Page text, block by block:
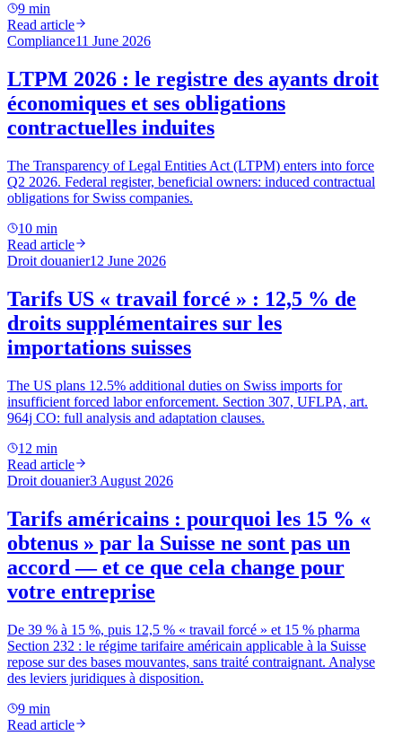
9 min
Read article
Compliance11 June 2026
LTPM 2026 : le registre des ayants droit
économiques et ses obligations
contractuelles induites
The Transparency of Legal Entities Act (LTPM) enters into force
Q2 2026. Federal register, beneficial owners: induced contractual
obligations for Swiss companies.
10 min
Read article
Droit douanier12 June 2026
Tarifs US « travail forcé » : 12,5 % de
droits supplémentaires sur les
importations suisses
The US plans 12.5% additional duties on Swiss imports for
insufficient forced labor enforcement. Section 307, UFLPA, art.
964j CO: full analysis and adaptation clauses.
12 min
Read article
Droit douanier3 August 2026
Tarifs américains : pourquoi les 15 % «
obtenus » par la Suisse ne sont pas un
accord — et ce que cela change pour
votre entreprise
De 39 % à 15 %, puis 12,5 % « travail forcé » et 15 % pharma
Section 232 : le régime tarifaire américain applicable à la Suisse
repose sur des bases mouvantes, sans traité contraignant. Analyse
des leviers juridiques à disposition.
9 min
Read article